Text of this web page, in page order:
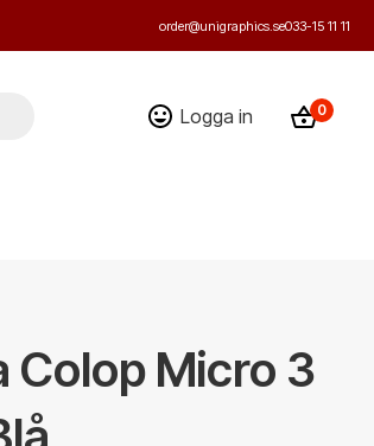
order@unigraphics.se033-15 11 11
Logga in 0
Colop Micro 3